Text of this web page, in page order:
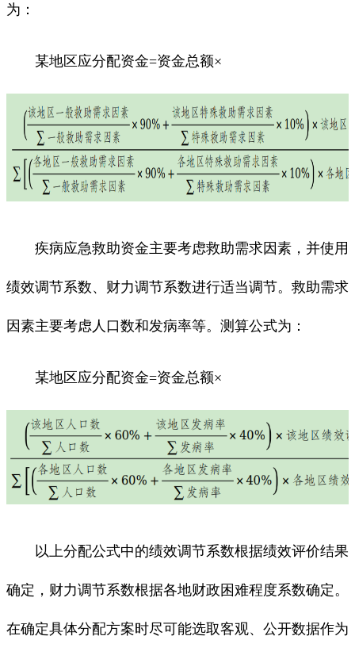
为：
某地区应分配资金=资金总额×
疾病应急救助资金主要考虑救助需求因素，并使用
绩效调节系数、财力调节系数进行适当调节。救助需求
因素主要考虑人口数和发病率等。测算公式为：
某地区应分配资金=资金总额×
以上分配公式中的绩效调节系数根据绩效评价结果
确定，财力调节系数根据各地财政困难程度系数确定。
在确定具体分配方案时尽可能选取客观、公开数据作为